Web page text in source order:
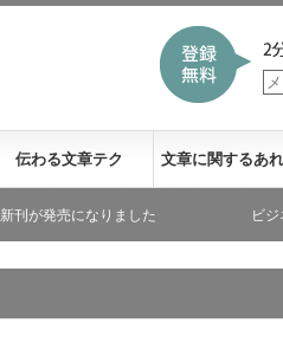
伝わる文章テク 文章に関するあ
りました ビジネス文章力